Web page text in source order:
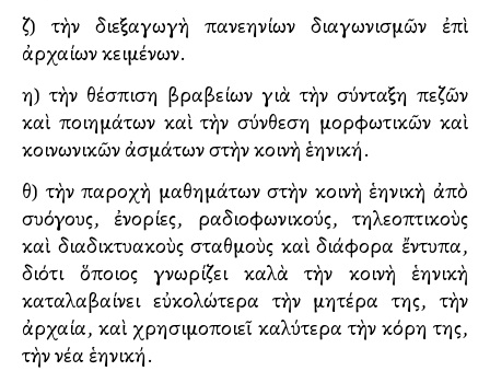
ζ) τὴν διεξαγωγὴ πανελληνίων διαγωνισμῶν ἐπὶ
ἀρχαίων κειμένων.
η) τὴν θέσπιση βραβείων γιὰ τὴν σύνταξη πεζῶν
καὶ ποιημάτων καὶ τὴν σύνθεση μορφωτικῶν καὶ
κοινωνικῶν ἀσμάτων στὴν κοινὴ ἑλληνική.
θ) τὴν παροχὴ μαθημάτων στὴν κοινὴ ἑλληνικὴ ἀπὸ
συλλόγους, ἐνορίες, ραδιοφωνικούς, τηλεοπτικοὺς
καὶ διαδικτυακοὺς σταθμοὺς καὶ διάφορα ἔντυπα,
διότι ὅποιος γνωρίζει καλὰ τὴν κοινὴ ἑλληνικὴ
καταλαβαίνει εὐκολώτερα τὴν μητέρα της, τὴν
ἀρχαία, καὶ χρησιμοποιεῖ καλύτερα τὴν κόρη της,
τὴν νέα ἑλληνική.